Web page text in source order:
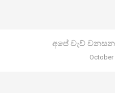
අපේ වැව්
October